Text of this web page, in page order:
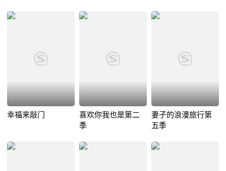
幸福来敲门
喜欢你我也是第二
季
妻子的浪漫旅行第
五季